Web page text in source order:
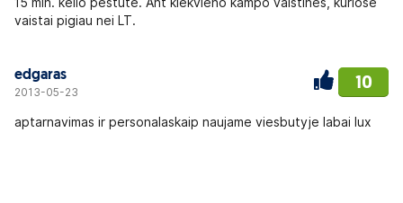
vaistai pigiau nei LT.
edgaras
2013-05-23 10
aptarnavimas ir personalaskaip naujame viesbutyje labai lux